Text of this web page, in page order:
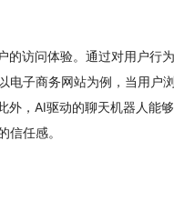
的访问体验。通过对用户行
子商务网站为例，当用户
外，AI驱动的聊天机器人能
任感。